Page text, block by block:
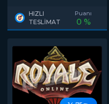
HIZLI
TESLİMAT
Puanı
0 %